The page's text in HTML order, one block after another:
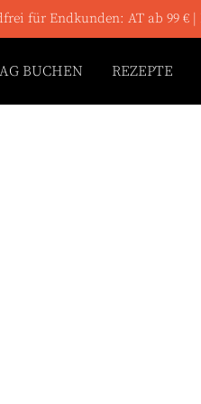
für Endkunden: AT ab 99 € |
BUCHEN REZEPTE